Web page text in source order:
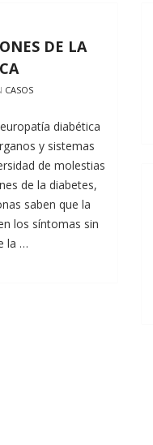
DE LA
CASOS
diabética
y sistemas
de molestias
de la diabetes,
saben que la
los síntomas sin
la …